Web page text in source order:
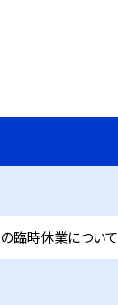
臨時休業について